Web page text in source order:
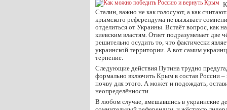
Сталин, важно не как голосуют, а как
крымского референдума не вызывает
отделиться от Украины. Встаёт вопрос, как
киевским властям. Ответ подразумевает две
решительно осудить то, что фактически
украинской территории. А вот самим
терпение.
Следующие действия Путина трудно
формально включить Крым в состав России –
почву для этого. А может и подождать,
неопределённости.
В любом случае, вмешавшись в украинские